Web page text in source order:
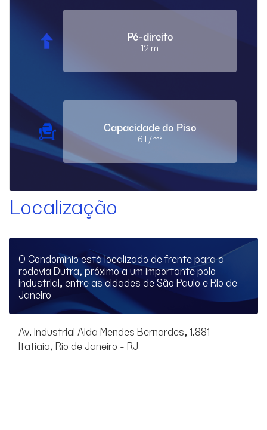
Pé-direito
12 m
Capacidade do Piso
6T/m²
Localização
Av. Industrial Alda Mendes Bernardes, 1.881
Itatiaia, Rio de Janeiro - RJ
O Condomínio está localizado de frente para a
rodovia Dutra, próximo a um importante polo
industrial, entre as cidades de São Paulo e Rio de
Janeiro